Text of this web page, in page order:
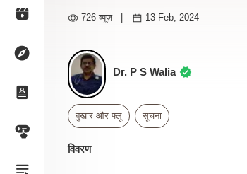
726 व्यूज़ 13 Feb, 2024
Dr. P S Walia
बुखार और फ्लू सूचना
विवरण